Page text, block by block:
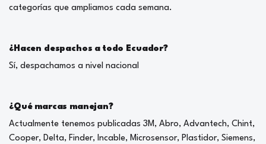
categorías que ampliamos cada semana.
¿Hacen despachos a todo Ecuador?
Sí, despachamos a nivel nacional
¿Qué marcas manejan?
Actualmente tenemos publicadas 3M, Abro, Advantech, Chint,
Cooper, Delta, Finder, Incable, Microsensor, Plastidor, Siemens,